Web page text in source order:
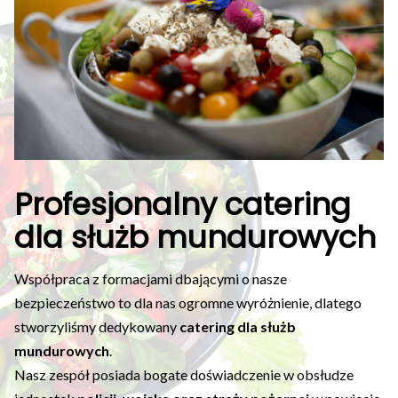
Profesjonalny catering
dla służb mundurowych
Współpraca z formacjami dbającymi o nasze
bezpieczeństwo to dla nas ogromne wyróżnienie, dlatego
stworzyliśmy dedykowany catering dla służb
mundurowych.
Nasz zespół posiada bogate doświadczenie w obsłudze